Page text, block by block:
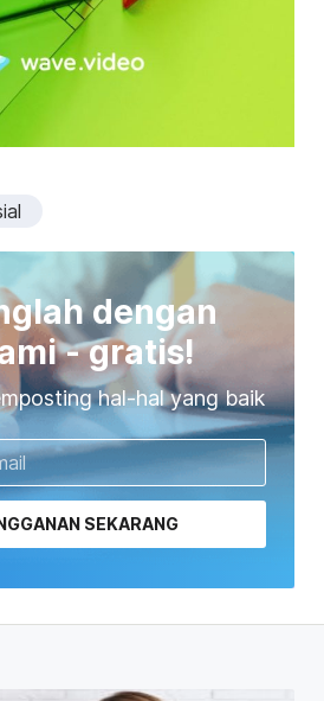
dengan
- gratis!
hal-hal yang baik
SEKARANG